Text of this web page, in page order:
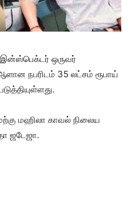
ஒருவர்
நபரிடம் 35 லட்சம் ரூபாய்
மஹிலா காவல் நிலைய
ஜடேஜா.